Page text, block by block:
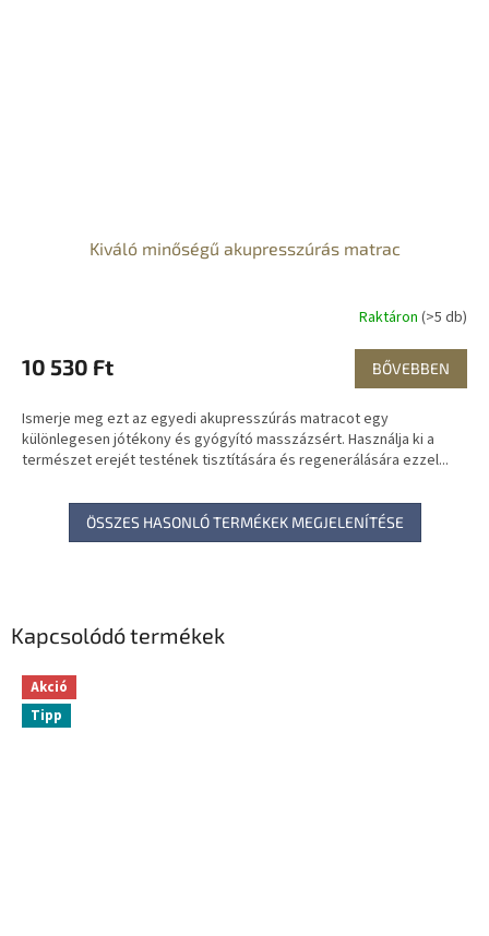
Kapcsolódó termékek
Akció
Tipp
Kiváló minőségű akupresszúrás matrac
Raktáron (>5 db)
10 530 Ft BŐVEBBEN
Ismerje meg ezt az egyedi akupresszúrás matracot egy
különlegesen jótékony és gyógyító masszázsért. Használja ki a
természet erejét testének tisztítására és regenerálására ezzel...
ÖSSZES HASONLÓ TERMÉKEK MEGJELENÍTÉSE